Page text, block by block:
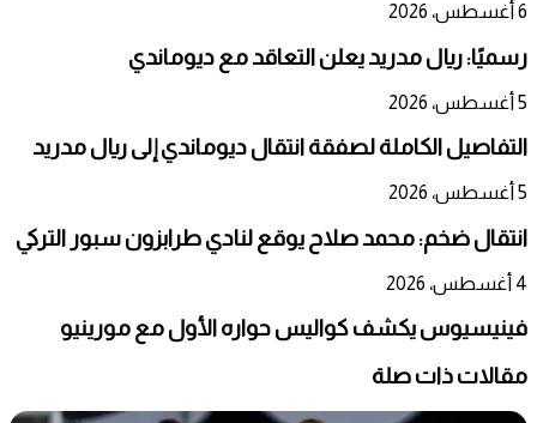
6 أغسطس، 2026
رسميًا: ريال مدريد يعلن التعاقد مع ديوماندي
5 أغسطس، 2026
التفاصيل الكاملة لصفقة انتقال ديوماندي إلى ريال مدريد
5 أغسطس، 2026
انتقال ضخم: محمد صلاح يوقع لنادي طرابزون سبور التركي
4 أغسطس، 2026
فينيسيوس يكشف كواليس حواره الأول مع مورينيو
مقالات ذات صلة